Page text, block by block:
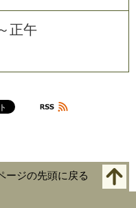
正午
ージの先頭に戻る